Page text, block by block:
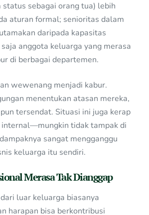
status sebagai orang tua) lebih
aturan formal; senioritas dalam
daripada kapasitas
anggota keluarga yang merasa
di berbagai departemen.
wewenang menjadi kabur.
menentukan atasan mereka,
tersendat. Situasi ini juga kerap
internal—mungkin tidak tampak di
sangat mengganggu
keluarga itu sendiri.
Merasa Tak Dianggap
luar keluarga biasanya
harapan bisa berkontribusi